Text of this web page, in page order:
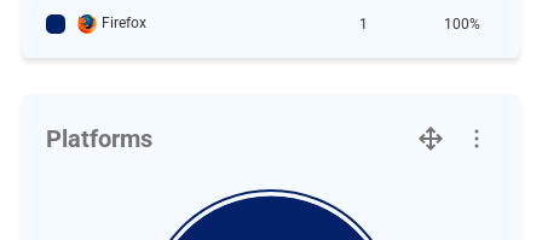
Firefox 1 100%
Platforms